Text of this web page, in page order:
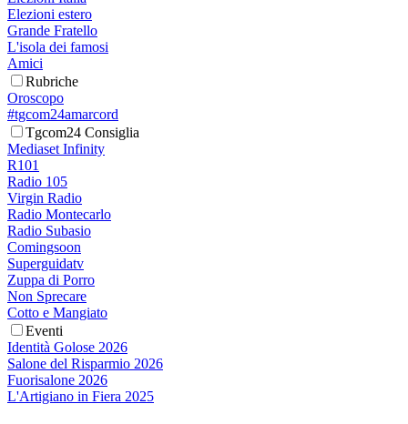
Elezioni estero
Grande Fratello
L'isola dei famosi
Amici
Rubriche
Oroscopo
#tgcom24amarcord
Tgcom24 Consiglia
Mediaset Infinity
R101
Radio 105
Virgin Radio
Radio Montecarlo
Radio Subasio
Comingsoon
Superguidatv
Zuppa di Porro
Non Sprecare
Cotto e Mangiato
Eventi
Identità Golose 2026
Salone del Risparmio 2026
Fuorisalone 2026
L'Artigiano in Fiera 2025